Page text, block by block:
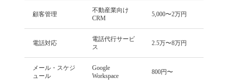
顧客管理
不動産業向け
CRM
5,000〜2万円
電話対応
電話代行サービ
ス
2.5万〜8万円
メール・スケジ
ュール
Google
Workspace
800円〜